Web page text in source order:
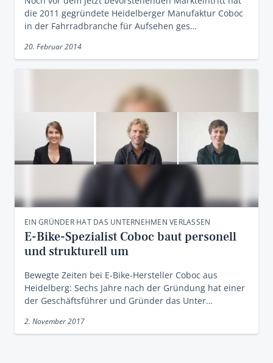
die 2011 gegründete Heidelberger Manufaktur Coboc
in der Fahrradbranche für Aufsehen ges…
20. Februar 2014
EIN GRÜNDER HAT DAS UNTERNEHMEN VERLASSEN
E-Bike-Spezialist Coboc baut personell
und strukturell um
Bewegte Zeiten bei E-Bike-Hersteller Coboc aus
Heidelberg: Sechs Jahre nach der Gründung hat einer
der Geschäftsführer und Gründer das Unter…
2. November 2017